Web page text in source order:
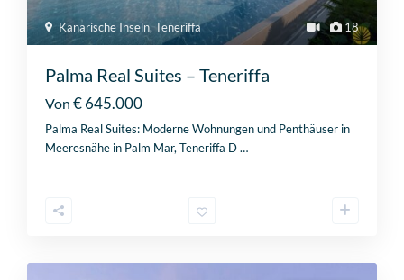
18
Kanarische Inseln,Teneriffa
Palma Real Suites – Teneriffa
Von € 645.000
Palma Real Suites: Moderne Wohnungen und Penthäuser in
Meeresnähe in Palm Mar, Teneriffa D…